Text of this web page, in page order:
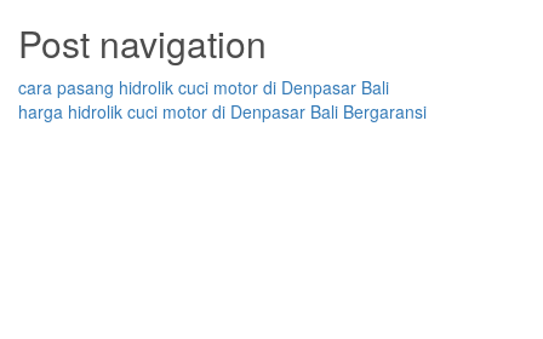
Post navigation
cara pasang hidrolik cuci motor di Denpasar Bali
harga hidrolik cuci motor di Denpasar Bali Bergaransi